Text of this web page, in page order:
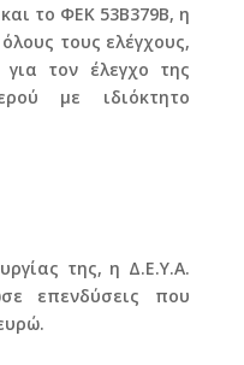
το ΦΕΚ 53Β379Β, η
τους ελέγχους,
για τον έλεγχο της
με ιδιόκτητο
της, η Δ.Ε.Υ.Α.
επενδύσεις που